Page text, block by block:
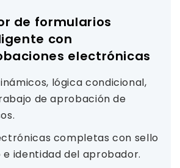
de formularios
con
electrónicas
lógica condicional,
de aprobación de
completas con sello
identidad del aprobador.